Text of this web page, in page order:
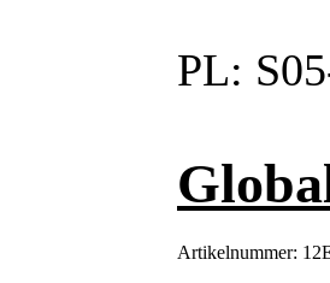
PL:
Artikelnummer: